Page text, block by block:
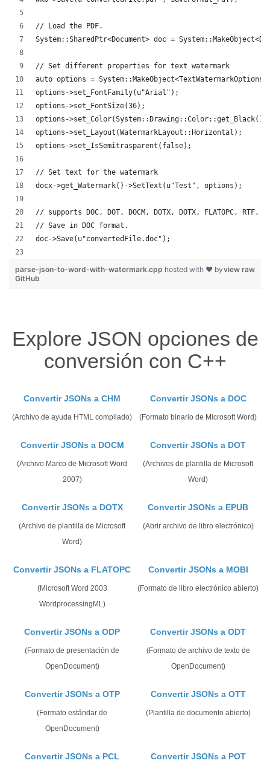
// Load the PDF.
System::SharedPtr<Document> doc =
// Set different properties for text watermark
auto options =
options->set_FontFamily(u"Arial");
options->set_FontSize(36);
options-
options->set_Layout(WatermarkLayout::Horizontal);
options->set_IsSemitrasparent(false);
// Set text for the watermark
docx->get_Watermark()->SetText(u"Test", options);
// supports DOC, DOT, DOCM, DOTX, DOTX, FLATOPC,
// Save in DOC format.
doc->Save(u"convertedFile.doc");
view raw
parse-json-to-word-with-watermark.cpp hosted with ❤ by
GitHub
Explore JSON opciones de
conversión con C++
Convertir JSONs a CHM
(Archivo de ayuda HTML compilado)
Convertir JSONs a DOC
(Formato binario de Microsoft Word)
Convertir JSONs a DOCM
(Archivo Marco de Microsoft Word
2007)
Convertir JSONs a DOT
(Archivos de plantilla de Microsoft
Word)
Convertir JSONs a DOTX
(Archivo de plantilla de Microsoft
Word)
Convertir JSONs a EPUB
(Abrir archivo de libro electrónico)
Convertir JSONs a FLATOPC
(Microsoft Word 2003
WordprocessingML)
Convertir JSONs a MOBI
(Formato de libro electrónico abierto)
Convertir JSONs a ODP
(Formato de presentación de
OpenDocument)
Convertir JSONs a ODT
(Formato de archivo de texto de
OpenDocument)
Convertir JSONs a OTP
(Formato estándar de
OpenDocument)
Convertir JSONs a OTT
(Plantilla de documento abierto)
Convertir JSONs a PCL Convertir JSONs a POT